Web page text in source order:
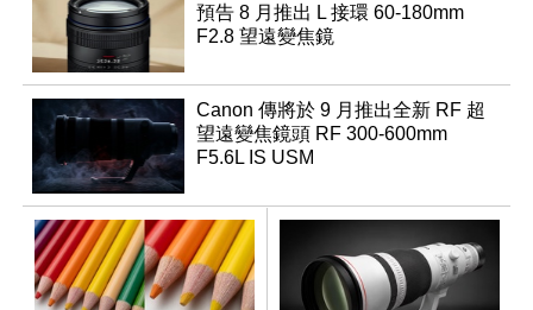
預告 8 月推出 L 接環 60-180mm
F2.8 望遠變焦鏡
Canon 傳將於 9 月推出全新 RF 超
望遠變焦鏡頭 RF 300-600mm
F5.6L IS USM